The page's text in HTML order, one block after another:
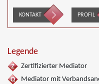
Team- und
Wirtschaftsmediation
KONTAKT PROFIL
Legende
Zertifizierter Mediator
Mediator mit